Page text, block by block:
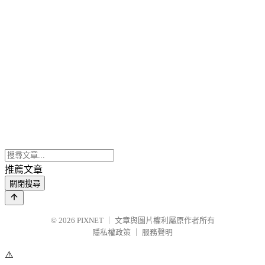
推薦文章
關閉搜尋
© 2026 PIXNET
文章與圖片權利屬原作者所有
隱私權政策
服務聲明
⚠️